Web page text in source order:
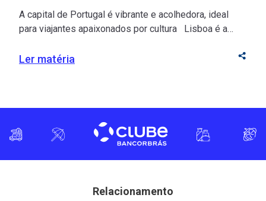
A capital de Portugal é vibrante e acolhedora, ideal
para viajantes apaixonados por cultura Lisboa é a
extensas, repletas de prédios históricos, conectam
Ler matéria
Relacionamento